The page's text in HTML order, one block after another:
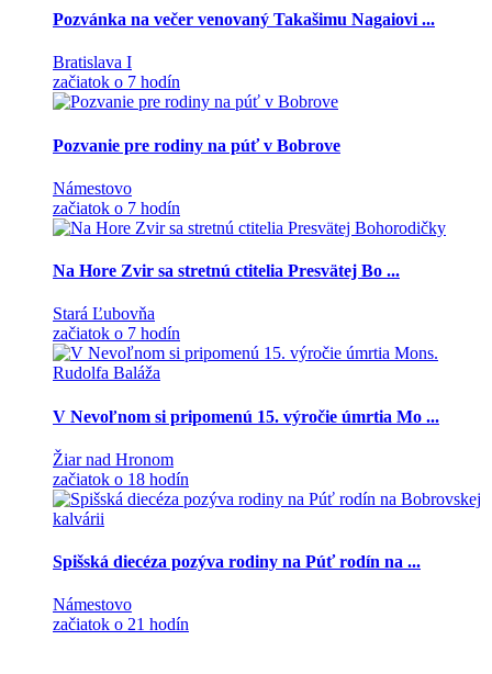
Pozvánka na večer venovaný Takašimu Nagaiovi ...
Bratislava I
začiatok o 7 hodín
Pozvanie pre rodiny na púť v Bobrove
Námestovo
začiatok o 7 hodín
Na Hore Zvir sa stretnú ctitelia Presvätej Bo ...
Stará Ľubovňa
začiatok o 7 hodín
V Nevoľnom si pripomenú 15. výročie úmrtia Mo ...
Žiar nad Hronom
začiatok o 18 hodín
Spišská diecéza pozýva rodiny na Púť rodín na ...
Námestovo
začiatok o 21 hodín